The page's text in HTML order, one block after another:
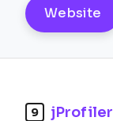
Website
9 jProfiler